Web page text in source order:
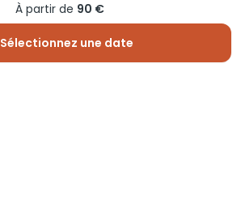
À partir de 90 €
Sélectionnez une date